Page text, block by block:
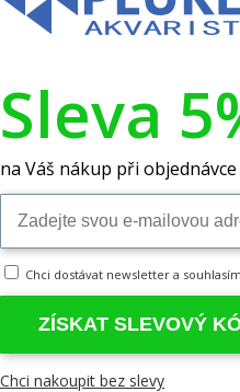
Sleva
na Váš nákup při objednávce
Chci dostávat newsletter a
ZÍSKAT SLEVOVÝ
Chci nakoupit bez slevy